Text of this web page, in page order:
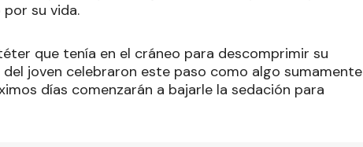
su vida.
que tenía en el cráneo para descomprimir su
joven celebraron este paso como algo sumamente
días comenzarán a bajarle la sedación para